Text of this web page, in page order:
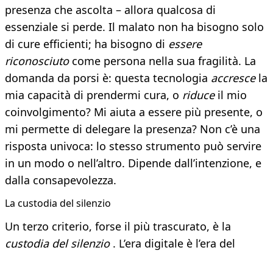
presenza che ascolta – allora qualcosa di
essenziale si perde. Il malato non ha bisogno solo
di cure efficienti; ha bisogno di essere
riconosciutocome persona nella sua fragilità. La
domanda da porsi è: questa tecnologia accrescela
mia capacità di prendermi cura, o riduceil mio
coinvolgimento? Mi aiuta a essere più presente, o
mi permette di delegare la presenza? Non c’è una
risposta univoca: lo stesso strumento può servire
in un modo o nell’altro. Dipende dall’intenzione, e
dalla consapevolezza.
La custodia del silenzio
Un terzo criterio, forse il più trascurato, è la
custodia del silenzio. L’era digitale è l’era del